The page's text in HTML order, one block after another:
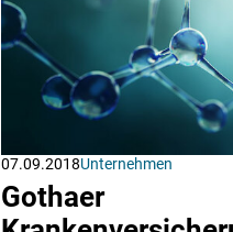
07.09.2018Unternehmen
Gothaer